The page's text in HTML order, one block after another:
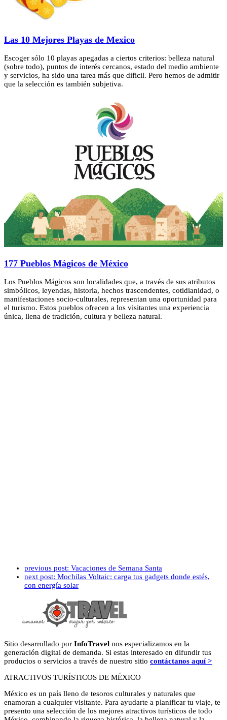
Las 10 Mejores Playas de Mexico
Escoger sólo 10 playas apegadas a ciertos criterios: belleza natural
(sobre todo), puntos de interés cercanos, estado del medio ambiente
y servicios, ha sido una tarea más que dificil. Pero hemos de admitir
que la selección es también subjetiva.
177 Pueblos Mágicos de México
Los Pueblos Mágicos son localidades que, a través de sus atributos
simbólicos, leyendas, historia, hechos trascendentes, cotidianidad, o
manifestaciones socio-culturales, representan una oportunidad para
el turismo. Estos pueblos ofrecen a los visitantes una experiencia
única, llena de tradición, cultura y belleza natural.
previous post: Vacaciones de Semana Santa
next post: Mochilas Voltaic: carga tus gadgets donde estés,
con energía solar
Sitio desarrollado por InfoTravel nos especializamos en la
generación digital de demanda. Si estas interesado en difundir tus
productos o servicios a través de nuestro sitio contáctanos aquí >
ATRACTIVOS TURÍSTICOS DE MÉXICO
México es un país lleno de tesoros culturales y naturales que
enamoran a cualquier visitante. Para ayudarte a planificar tu viaje, te
presento una selección de los mejores atractivos turísticos de todo